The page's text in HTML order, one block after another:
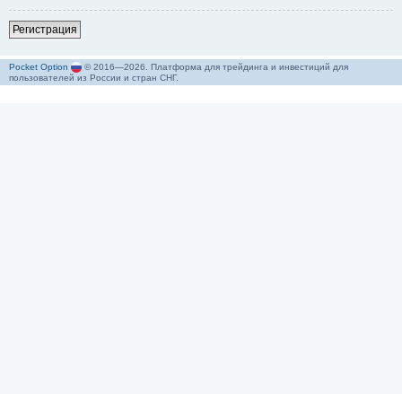
Регистрация
Pocket Option
© 2016—2026. Платформа для трейдинга и инвестиций для
пользователей из России и стран СНГ.